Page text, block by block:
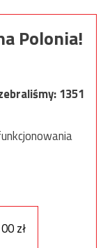
Polonia!
1351
zł